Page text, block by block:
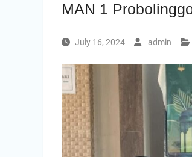
MAN 1
July 16, 2024 admin